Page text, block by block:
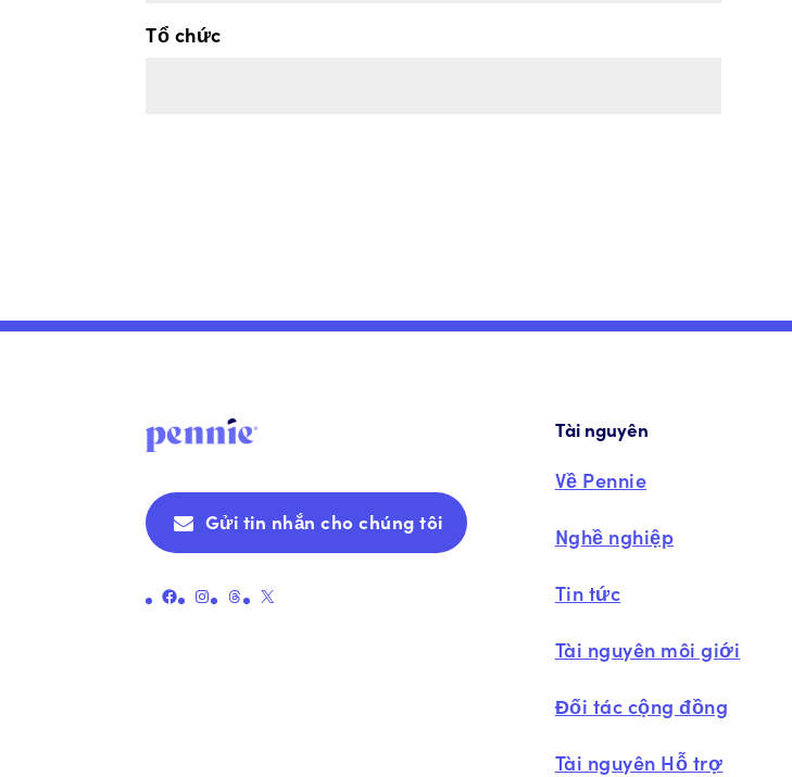
Tổ chức
Gửi tin nhắn cho chúng tôi
Liên kết đến trang Facebook chính thức của PennieLiên kết đến trang Instagram chính thức của PennieLiên kết đến trang chủ đề chính thức của PennieLiên kết đến Trang X chính thức của Pennie (trước đây là Twitter)
Tài nguyên
Về Pennie
Nghề nghiệp
Tin tức
Tài nguyên môi giới
Đối tác cộng đồng
Tài nguyên Hỗ trợ